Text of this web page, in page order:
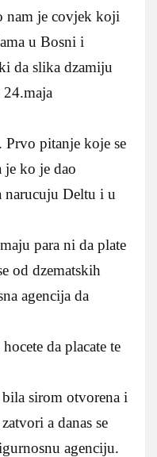
nam je covjek koji
u Bosni i
da slika dzamiju
pitanje koje se
je ko je dao
narucuju Deltu i u
para ni da plate
od dzematskih
agencija da
da placate te
sirom otvorena i
a danas se
agenciju.